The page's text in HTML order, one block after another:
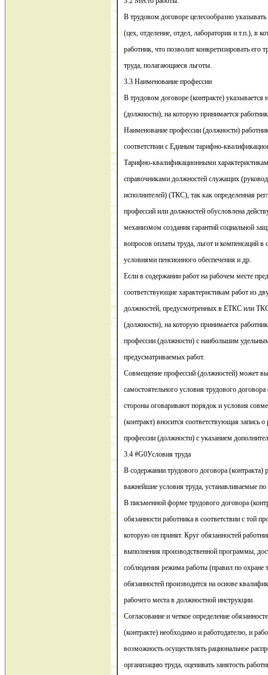
В трудовом договоре целесообразно указывать
(цех, отделение, отдел, лаборатория и т.п.), в
работник, что позволит конкретизировать его
труда, полагающиеся льготы.
3.3 Наименование профессии
В трудовом договоре (контракте) указывается
(должности), на которую принимается
Наименование профессии (должности)
соответствии с Единым тарифно-
Тарифно-квалификационными
справочниками должностей служащих
исполнителей) (ТКС), так как определенная
профессий или должностей обусловлена
механизмом создания гарантий социальной
вопросов оплаты труда, льгот и компенсаций в
условиями пенсионного обеспечения и др.
Если в содержании работ на рабочем месте
соответствующие характеристикам работ из
должностей, предусмотренных в ЕТКС или
(должности), на которую принимается
профессии (должности) с наибольшим
предусматриваемых работ.
Совмещение профессий (должностей) может
самостоятельного условия трудового
стороны оговаривают порядок и условия
(контракт) вносится соответствующая запись
профессии (должности) с указанием
3.4 #G0Условия труда
В содержании трудового договора (контракта)
важнейшие условия труда, устанавливаемые
В письменной форме трудового договора
обязанности работника в соответствии с той
которую он принят. Круг обязанностей
выполнения производственной программы,
соблюдения режима работы (правил по охране
обязанностей производится на основе
рабочего места в должностной инструкции.
Согласование и четкое определение
(контракте) необходимо и работодателю, и
возможность осуществлять рациональное
организацию труда, оценивать занятость